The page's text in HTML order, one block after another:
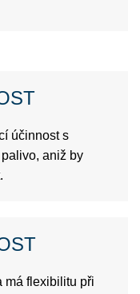
účinnost s
aniž by
má flexibilitu při